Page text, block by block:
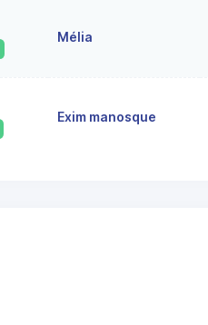
Mélia
Exim manosque